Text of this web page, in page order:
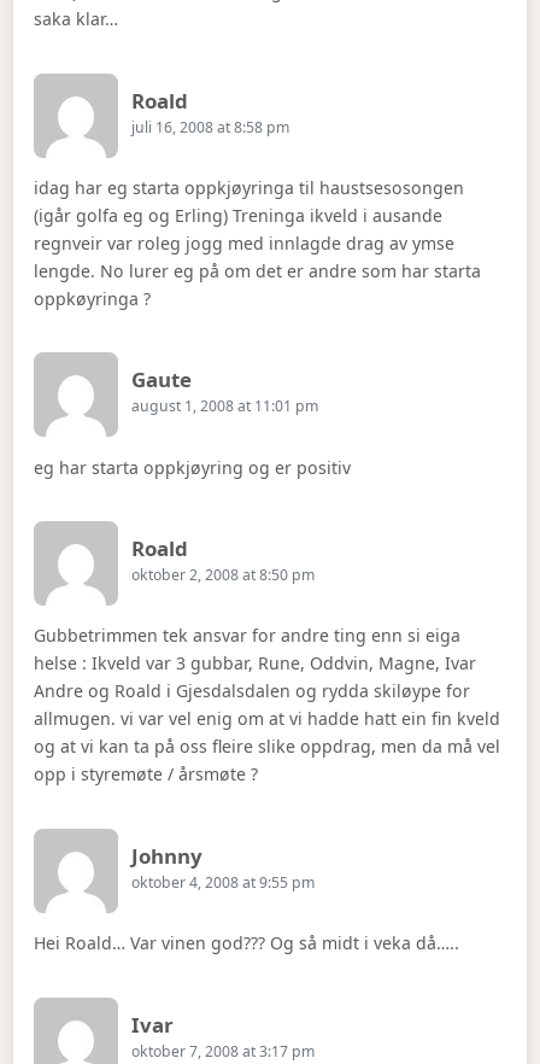
saka klar…
Roald
juli 16, 2008 at 8:58 pm
idag har eg starta oppkjøyringa til haustsesosongen
(igår golfa eg og Erling) Treninga ikveld i ausande
regnveir var roleg jogg med innlagde drag av ymse
lengde. No lurer eg på om det er andre som har starta
oppkøyringa ?
GauteSays:
august 1, 2008 at 11:01 pm
eg har starta oppkjøyring og er positiv
Roald
oktober 2, 2008 at 8:50 pm
Gubbetrimmen tek ansvar for andre ting enn si eiga
helse : Ikveld var 3 gubbar, Rune, Oddvin, Magne, Ivar
Andre og Roald i Gjesdalsdalen og rydda skiløype for
allmugen. vi var vel enig om at vi hadde hatt ein fin kveld
og at vi kan ta på oss fleire slike oppdrag, men da må vel
opp i styremøte / årsmøte ?
JohnnySays:
oktober 4, 2008 at 9:55 pm
Hei Roald… Var vinen god??? Og så midt i veka då…..
IvarSays:
oktober 7, 2008 at 3:17 pm